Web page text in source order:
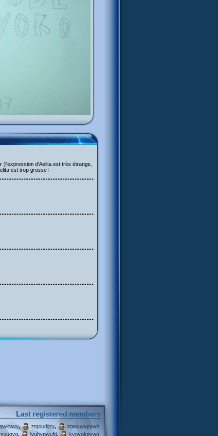
d'Aelita est très étrange,
est trop grosse !
Last registered members
, ztgoudljzx , snwxwvpywh
lyuhypwufd , kvovokqvwq